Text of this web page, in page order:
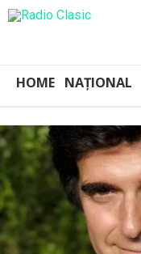
HOME NAȚIONAL